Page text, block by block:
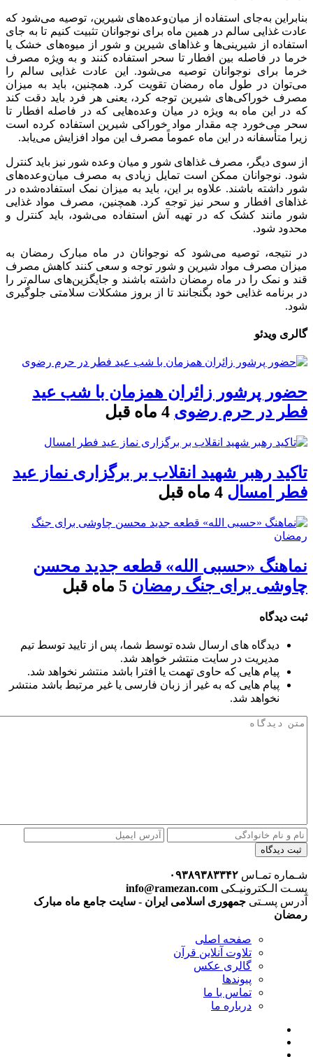
بنابراین به‌جای استفاده از میان‌وعده‌های شیرین، توصیه می‌شود که
عادت غذایی سالم در همین ماه برای نوجوانان تثبیت کنیم تا به جای
استفاده از شیرینی‌ها و غذاهای شیرین و شور از میوه‌های خشک یا
خرما در فاصله بین افطار تا سحر استفاده کنند و به ویژه مصرف
خرما برای نوجوانان توصیه می‌شود. این عادت غذایی سالم را
می‌توان در طول ماه رمضان تقویت کرد. همچنین، باید به میزان
مصرف خوراکی‌های شیرین توجه کرد، یعنی هر فرد باید دقت کند
که در این ماه به ویژه در میان وعده‌هایی که در فاصله افطار تا
سحر می‌خورد چه مقدار مواد خوراکی شیرین استفاده کرده است
زیرا متأسفانه در این ماه عموماً مصرف این مواد افزایش می‌یابد.
از سوی دیگر، مصرف غذاهای شور و میان وعده شور نیز باید کنترل
شود. نوجوانان ممکن است تمایل زیادی به مصرف میان‌وعده‌های
شور داشته باشند. علاوه بر این، باید به میزان نمک استفاده‌شده در
غذاهای افطار و سحر نیز توجه کرد. همچنین، مصرف مواد غذایی
شور مانند کشک که در تهیه آش استفاده می‌شود، باید کنترل و
محدود شود.
در نتیجه، توصیه می‌شود که نوجوانان در ماه مبارک رمضان به
میزان مصرف مواد شیرین و شور توجه و سعی کنند کاهش مصرف
قند و نمک را در ماه رمضان داشته باشند و جایگزین‌های سالم‌تر را
در برنامه غذایی خود بگنجانند تا از بروز مشکلات سلامتی جلوگیری
شود.
گالری ویدئو
حضور پرشور زائران همزمان با شب عید
فطر در حرم رضوی 4 ماه قبل
تاکید رهبر شهید انقلاب بر برگزاری نماز عید
فطر امسال 4 ماه قبل
نماهنگ «حسبی الله» قطعه جدید محسن
چاوشی برای جنگ رمضان 5 ماه قبل
ثبت دیدگاه
دیدگاه های ارسال شده توسط شما، پس از تایید توسط تیم
مدیریت در سایت منتشر خواهد شد.
پیام هایی که حاوی تهمت یا افترا باشد منتشر نخواهد شد.
پیام هایی که به غیر از زبان فارسی یا غیر مرتبط باشد منتشر
نخواهد شد.
ثبت دیدگاه
شـماره تمـاس ۰۹۳۸۹۳۸۳۳۴۲
پسـت الـکترونیـکی info@ramezan.com
آدرس پسـتی جمهوری اسلامی ایران - سایت جامع ماه مبارک
رمضان
صفحه اصلی
تلاوت آنلاین قرآن
گالری عکس
پیوندها
تماس با ما
درباره ما